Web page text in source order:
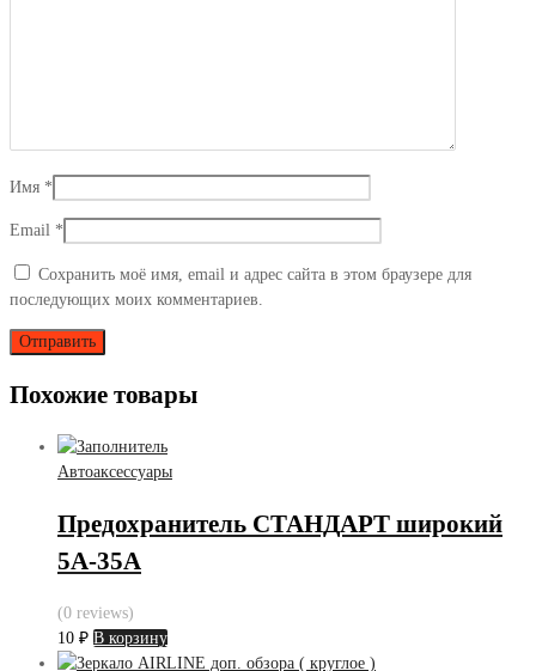
Имя *
Email *
Сохранить моё имя, email и адрес сайта в этом браузере для
последующих моих комментариев.
Похожие товары
Автоаксессуары
Предохранитель СТАНДАРТ широкий
5A-35A
(0 reviews)
10 ₽ В корзину